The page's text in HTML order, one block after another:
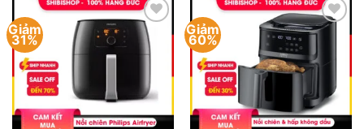
Giảm
31%
Add to
wishlist
Giảm
60%
Add to